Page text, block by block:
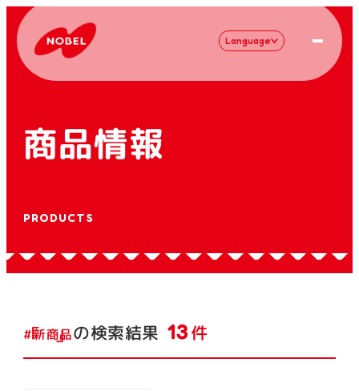
Language
商品情報
PRODUCTS
#新商品の検索結果 13件